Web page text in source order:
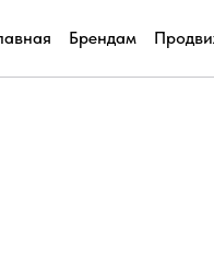
Брендам